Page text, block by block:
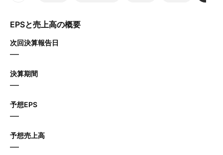
EPSと売上高の概要
次回決算報告日
—
決算期間
—
予想EPS
—
予想売上高
—